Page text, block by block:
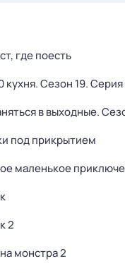
где поесть
кухня. Сезон 19.
в выходные.
под прикрытием
маленькое
2
монстра 2